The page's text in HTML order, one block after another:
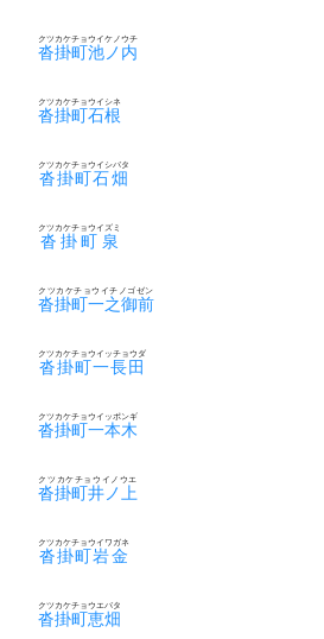
沓掛町池ノ内
クツカケチョウイケノウチ
沓掛町石根
クツカケチョウイシネ
沓掛町石畑
クツカケチョウイシバタ
沓掛町泉
クツカケチョウイズミ
沓掛町一之御前
クツカケチョウイチノゴゼン
沓掛町一長田
クツカケチョウイッチョウダ
沓掛町一本木
クツカケチョウイッポンギ
沓掛町井ノ上
クツカケチョウイノウエ
沓掛町岩金
クツカケチョウイワガネ
沓掛町恵畑
クツカケチョウエバタ